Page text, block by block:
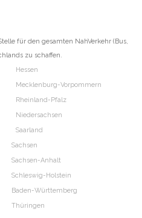
für den gesamten NahVerkehr (Bus,
zu schaffen.
Hessen
Mecklenburg-Vorpommern
Rheinland-Pfalz
Niedersachsen
Saarland
Sachsen
Sachsen-Anhalt
Schleswig-Holstein
Baden-Württemberg
Thüringen